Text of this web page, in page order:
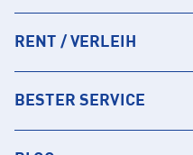
RENT / VERLEIH
BESTER SERVICE